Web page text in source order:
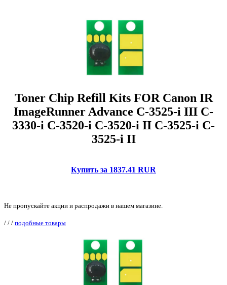
Toner Chip Refill Kits FOR Canon IR
ImageRunner Advance C-3525-i III C-
3330-i C-3520-i C-3520-i II C-3525-i C-
3525-i II
Купить за 1837.41 RUR
Не пропускайте акции и распродажи в нашем магазине.
/ / / подобные товары